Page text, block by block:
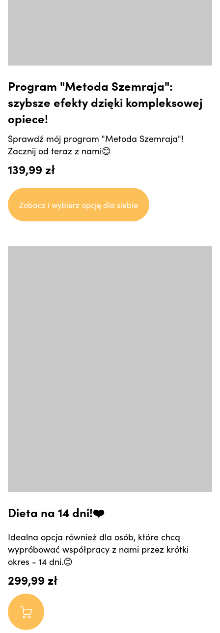
Program "Metoda Szemraja":
szybsze efekty dzięki kompleksowej
opiece!
Sprawdź mój program "Metoda Szemraja"!
Zacznij od teraz z nami😊
139,99 zł
Zobacz i wybierz opcję dla siebie
Dieta na 14 dni!❤️
Idealna opcja również dla osób, które chcą
wypróbować współpracy z nami przez krótki
okres - 14 dni.😊
299,99 zł